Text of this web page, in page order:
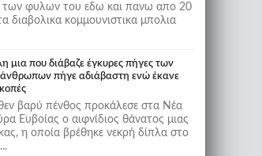
των φυλων του εδω και πανω απο 20
διαβολικα κομμουνιστικα μπολια
μια που διάβαζε έγκυρες πήγες των
πήγε αδιάβαστη ενώ έκανε
βαρύ πένθος προκάλεσε στα Νέα
Ευβοίας ο αιφνίδιος θάνατος μιας
η οποία βρέθηκε νεκρή δίπλα στο